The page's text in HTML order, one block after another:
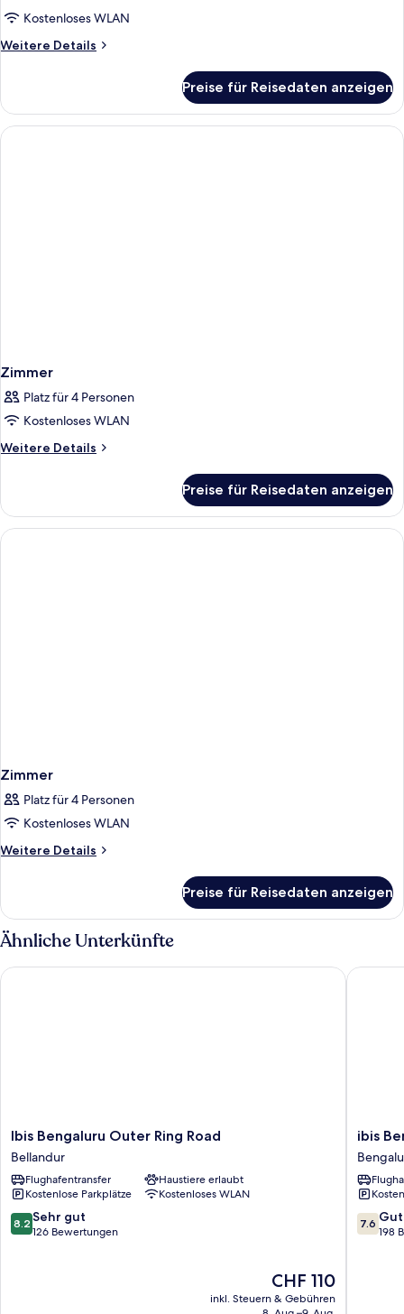
Kostenloses WLAN
Weitere Details
Weitere
Preise für Reisedaten anzeigen
Zimmer
Platz für 4 Personen
Kostenloses WLAN
Weitere Details
Weitere
Preise für Reisedaten anzeigen
Zimmer
Platz für 4 Personen
Kostenloses WLAN
Weitere Details
Weitere
Preise für Reisedaten anzeigen
Ähnliche Unterkünfte
Ibis
Bengaluru
Outer
Ring
Road
Bellandur
Ibis Bengaluru Outer Ring Road
Bellandur
Flughafentransfer
Haustiere erlaubt
Kostenlose Parkplätze
Kostenloses WLAN
8.2
von
8.2 Sehr gut
126 Bewertungen
Der
Preis
beträgt
CHF 110
inkl. Steuern & Gebühren
Ibis Bengaluru Outer Ring Road
ibis
Hosur
Road
Hotel
ibis
7.6
von
7.6 Gut
198
ibis